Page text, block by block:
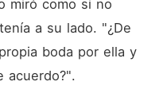
miró como si no
a su lado. "¿De
boda por ella y
acuerdo?".